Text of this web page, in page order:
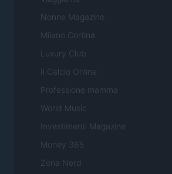
Nonne Magazine
Milano Cortina
Luxury Club
Il Calcio Online
Professione mamma
World Music
Investimenti Magazine
Money 365
Zona Nerd